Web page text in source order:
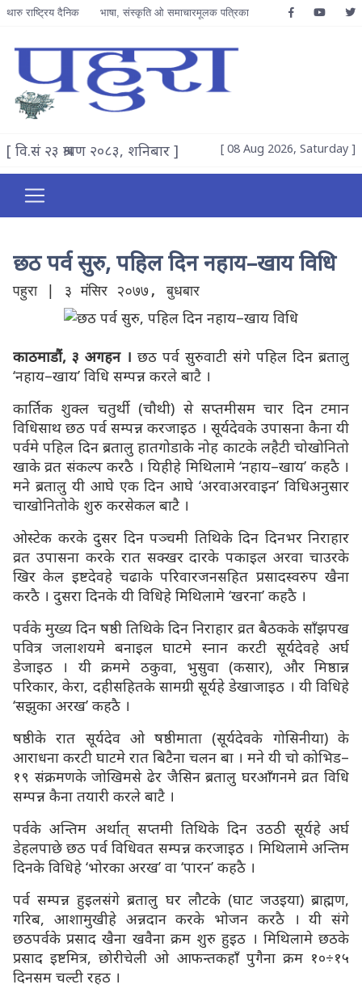
थारु राष्ट्रिय दैनिक भाषा, संस्कृति ओ समाचारमूलक पत्रिका
[ वि.सं २३ श्रावण २०८३, शनिबार ] [ 08 Aug 2026, Saturday ]
छठ पर्व सुरु, पहिल दिन नहाय–खाय विधि
पहुरा | ३ मंसिर २०७७, बुधबार
काठमाडौं, ३ अगहन । छठ पर्व सुरुवाटी संगे पहिल दिन ब्रतालु
‘नहाय–खाय’ विधि सम्पन्न करले बाटै ।
कार्तिक शुक्ल चतुर्थी (चौथी) से सप्तमीसम चार दिन टमान
विधिसाथ छठ पर्व सम्पन्न करजाइठ । सूर्यदेवके उपासना कैना यी
पर्वमे पहिल दिन ब्रतालु हातगोडाके नोह काटके लहैटी चोखोनितो
खाके व्रत संकल्प करठै । यिहीहे मिथिलामे ‘नहाय–खाय’ कहठै ।
मने ब्रतालु यी आघे एक दिन आघे ‘अरवाअरवाइन’ विधिअनुसार
चाखोनितोके शुरु करसेकल बाटै ।
ओस्टेक करके दुसर दिन पञ्चमी तिथिके दिन दिनभर निराहार
व्रत उपासना करके रात सक्खर दारके पकाइल अरवा चाउरके
खिर केल इष्टदेवहे चढाके परिवारजनसहित प्रसादस्वरुप खैना
करठै । दुसरा दिनके यी विधिहे मिथिलामे ‘खरना’ कहठै ।
पर्वके मुख्य दिन षष्ठी तिथिके दिन निराहार व्रत बैठकके साँझपख
पवित्र जलाशयमे बनाइल घाटमे स्नान करटी सूर्यदेवहे अर्घ
डेजाइठ । यी क्रममे ठकुवा, भुसुवा (कसार), और मिष्ठान्न
परिकार, केरा, दहीसहितके सामग्री सूर्यहे डेखाजाइठ । यी विधिहे
‘सझुका अरख’ कहठै ।
षष्ठीके रात सूर्यदेव ओ षष्ठीमाता (सूर्यदेवके गोसिनीया) के
आराधना करटी घाटमे रात बिटैना चलन बा । मने यी चो कोभिड–
१९ संक्रमणके जोखिमसे ढेर जैसिन ब्रतालु घरआँगनमे व्रत विधि
सम्पन्न कैना तयारी करले बाटै ।
पर्वके अन्तिम अर्थात् सप्तमी तिथिके दिन उठठी सूर्यहे अर्घ
डेहलपाछे छठ पर्व विधिवत सम्पन्न करजाइठ । मिथिलामे अन्तिम
दिनके विधिहे ‘भोरका अरख’ वा ‘पारन’ कहठै ।
पर्व सम्पन्न हुइलसंगे ब्रतालु घर लौटके (घाट जउइया) ब्राह्मण,
गरिब, आशामुखीहे अन्नदान करके भोजन करठै । यी संगे
छठपर्वके प्रसाद खैना खवैना क्रम शुरु हुइठ । मिथिलामे छठके
प्रसाद इष्टमित्र, छोरीचेली ओ आफन्तकहाँ पुगैना क्रम १०÷१५
दिनसम चल्टी रहठ ।